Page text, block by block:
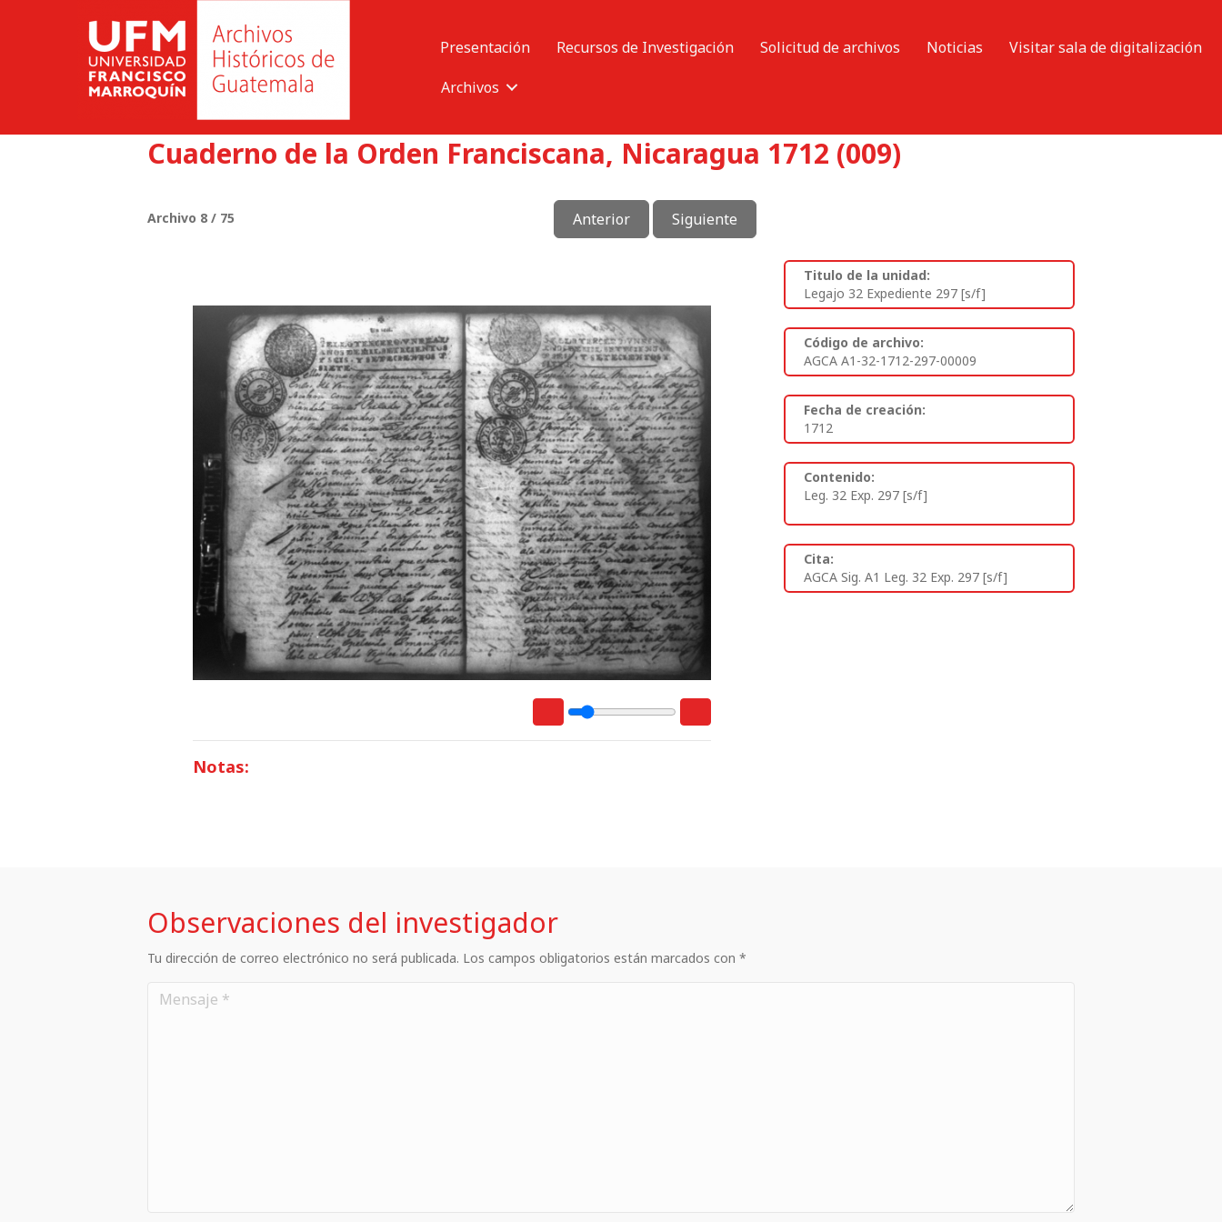
Presentación Recursos de Investigación Solicitud de archivos Noticias
Visitar sala de digitalización
Archivos
Cuaderno de la Orden Franciscana, Nicaragua 1712 (009)
Archivo 8 / 75 Anterior Siguiente
Notas:
Titulo de la unidad:
Legajo 32 Expediente 297 [s/f]
Código de archivo:
AGCA A1-32-1712-297-00009
Fecha de creación:
1712
Contenido:
Leg. 32 Exp. 297 [s/f]
Cita:
AGCA Sig. A1 Leg. 32 Exp. 297 [s/f]
Observaciones del investigador
Tu dirección de correo electrónico no será publicada. Los campos obligatorios están marcados con *